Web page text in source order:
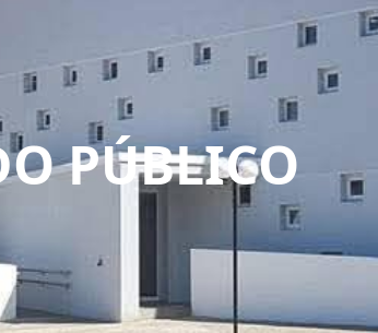
PÚBLICO